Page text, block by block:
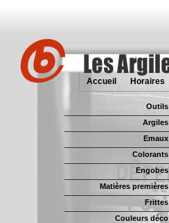
Accueil Horaires
Outils
Argiles
Emaux
Colorants
Engobes
Matières premières
Frittes
Couleurs déco